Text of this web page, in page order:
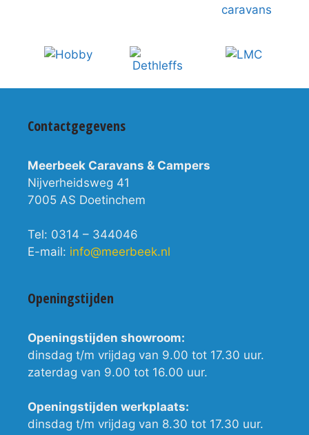
Contactgegevens
Meerbeek Caravans & Campers
Nijverheidsweg 41
7005 AS Doetinchem
Tel: 0314 – 344046
E-mail: info@meerbeek.nl
Openingstijden
Openingstijden showroom:
dinsdag t/m vrijdag van 9.00 tot 17.30 uur.
zaterdag van 9.00 tot 16.00 uur.
Openingstijden werkplaats:
dinsdag t/m vrijdag van 8.30 tot 17.30 uur.